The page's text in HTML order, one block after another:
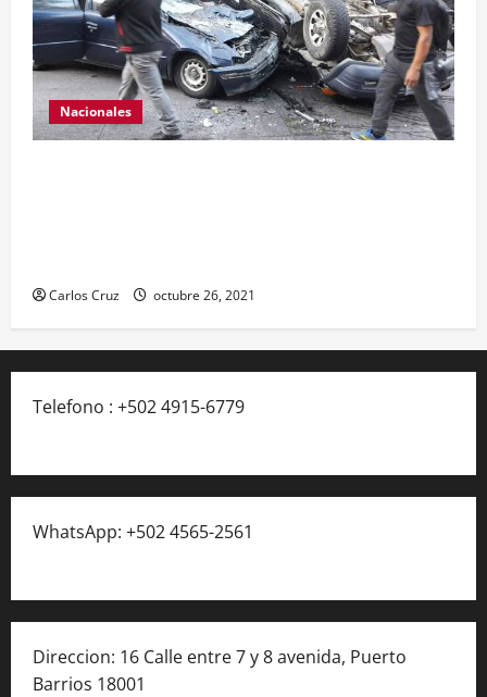
Nacionales
Carlos Cruz octubre 26, 2021
Telefono : +502 4915-6779
WhatsApp: +502 4565-2561
Direccion: 16 Calle entre 7 y 8 avenida, Puerto
Barrios 18001